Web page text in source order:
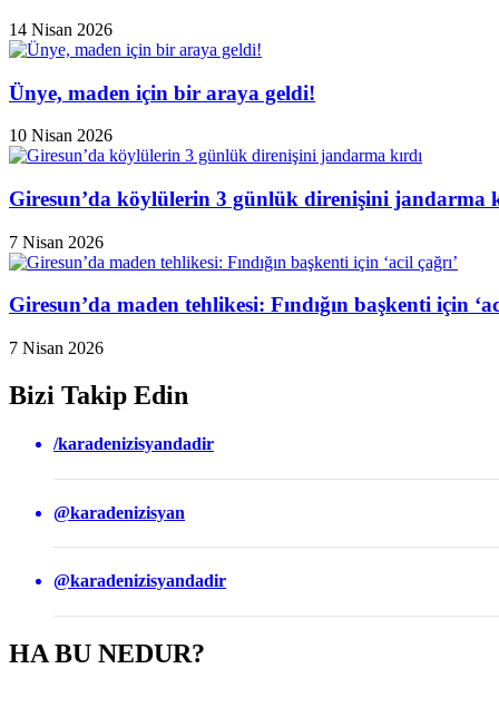
14 Nisan 2026
Ünye, maden için bir araya geldi!
10 Nisan 2026
Giresun’da köylülerin 3 günlük direnişini jandarma
7 Nisan 2026
Giresun’da maden tehlikesi: Fındığın başkenti için
7 Nisan 2026
Bizi Takip Edin
/karadenizisyandadir
@karadenizisyan
@karadenizisyandadir
HA BU NEDUR?